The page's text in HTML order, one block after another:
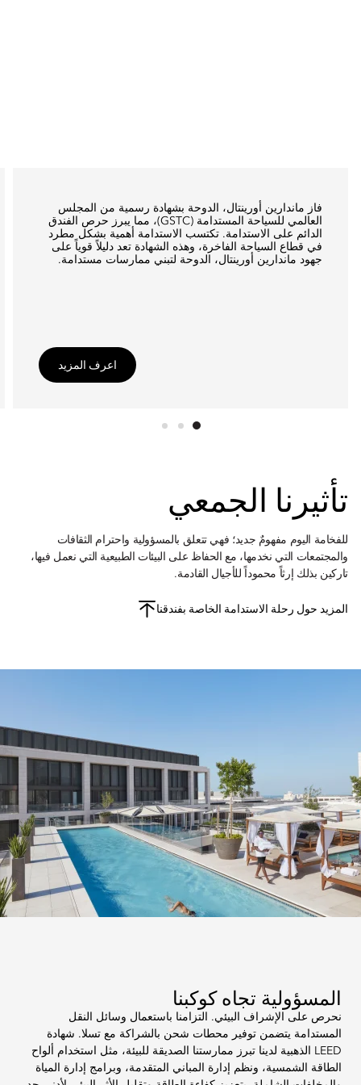
فاز ماندارين أورينتال، الدوحة بشهادة رسمية من المجلس
العالمي للسياحة المستدامة (GSTC)، مما يبرز حرص الفندق
الدائم على الاستدامة. تكتسب الاستدامة أهمية بشكل مطرد
في قطاع السياحة الفاخرة، وهذه الشهادة تعد دليلاً قوياً على
جهود ماندارين أورينتال، الدوحة لتبني ممارسات مستدامة.
اعرف المزيد
تأثيرنا الجمعي
للفخامة اليوم مفهومٌ جديد؛ فهي تتعلق بالمسؤولية واحترام الثقافات
والمجتمعات التي نخدمها، مع الحفاظ على البيئات الطبيعية التي نعمل فيها،
تاركين بذلك إرثاً محموداً للأجيال القادمة.
المزيد حول رحلة الاستدامة الخاصة بفندقنا
المسؤولية تجاه كوكبنا
نحرص على الإشراف البيئي. التزامنا باستعمال وسائل النقل
المستدامة يتضمن توفير محطات شحن بالشراكة مع تسلا. شهادة
LEED الذهبية لدينا تبرز ممارستنا الصديقة للبيئة، مثل استخدام ألواح
الطاقة الشمسية، ونظم إدارة المباني المتقدمة، وبرامج إدارة المياة